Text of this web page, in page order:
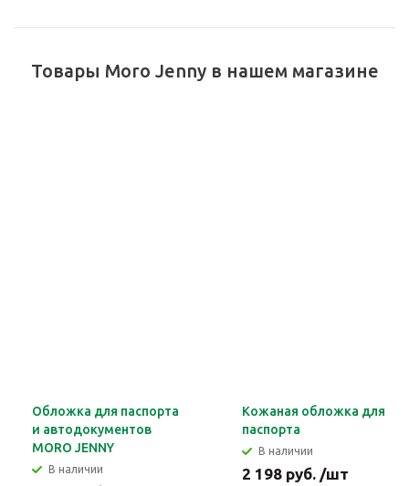
Товары Moro Jenny в нашем магазине
Обложка для паспорта
и автодокументов
MORO JENNY
В наличии
Кожаная обложка для
паспорта
В наличии
2 198 руб. /шт